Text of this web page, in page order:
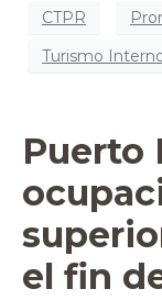
CTPR
Turismo
Puerto
el fin